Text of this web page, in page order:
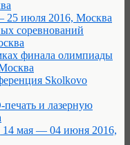
25 июля 2016, Москва
соревнований
финала олимпиады
Skolkovo
и лазерную
14 мая — 04 июня 2016,